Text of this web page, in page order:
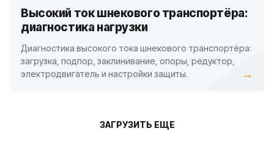
Высокий ток шнекового транспортёра:
диагностика нагрузки
Диагностика высокого тока шнекового транспортёра:
загрузка, подпор, заклинивание, опоры, редуктор,
электродвигатель и настройки защиты.
→
ЗАГРУЗИТЬ ЕЩЕ